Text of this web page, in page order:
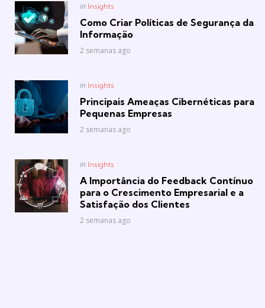
Posted
in Insights
Como Criar Políticas de Segurança da
Informação
2 semanas ago
Posted
in Insights
Principais Ameaças Cibernéticas para
Pequenas Empresas
2 semanas ago
Posted
in Insights
A Importância do Feedback Contínuo
para o Crescimento Empresarial e a
Satisfação dos Clientes
2 semanas ago